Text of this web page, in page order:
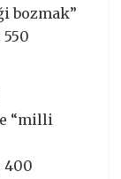
bozmak”
“milli
400